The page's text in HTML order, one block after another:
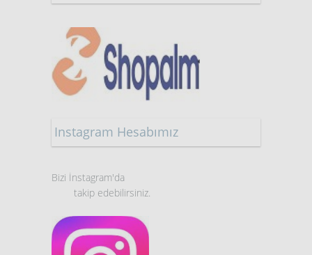
Instagram Hesabımız
Bizi İnstagram'da
takip edebilirsiniz.